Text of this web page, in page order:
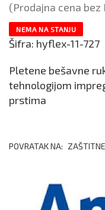
(Prodajna cena bez
NEMA NA STANJU
Šifra: hyflex-11-727
Pletene bešavne
tehnologijom
prstima
POVRATAK NA: